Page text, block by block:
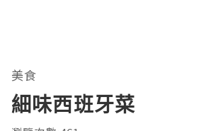
美食
細味西班牙菜